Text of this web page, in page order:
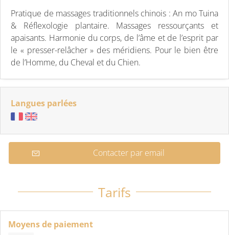
Pratique de massages traditionnels chinois : An mo Tuina
& Réflexologie plantaire. Massages ressourçants et
apaisants. Harmonie du corps, de l’âme et de l’esprit par
le « presser-relâcher » des méridiens. Pour le bien être
de l’Homme, du Cheval et du Chien.
Langues parlées
Contacter par email
Tarifs
Moyens de paiement